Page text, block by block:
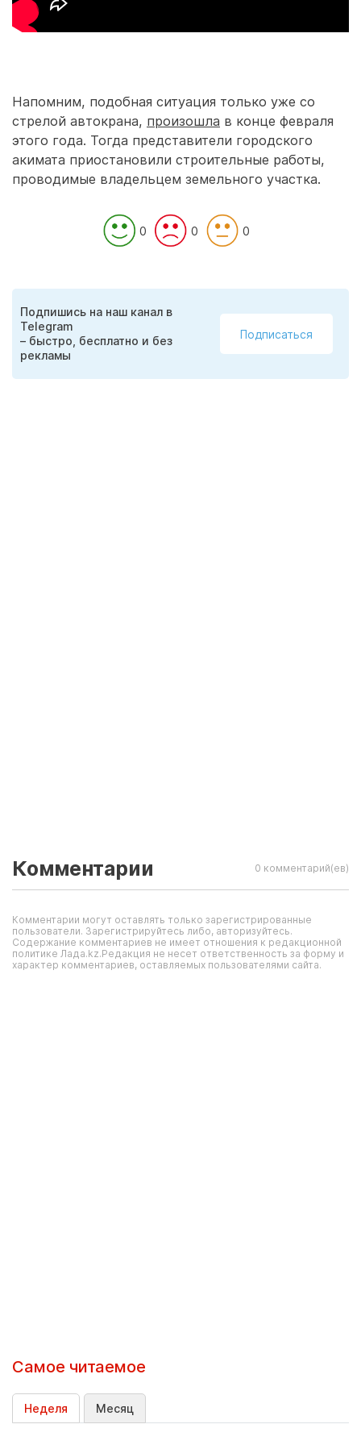
Напомним, подобная ситуация только уже со
стрелой автокрана, произошла в конце февраля
этого года. Тогда представители городского
акимата приостановили строительные работы,
проводимые владельцем земельного участка.
0 0 0
Подпишись на наш канал в
Telegram
– быстро, бесплатно и без
рекламы
Подписаться
Комментарии 0 комментарий(ев)
Комментарии могут оставлять только зарегистрированные
пользователи. Зарегистрируйтесь либо, авторизуйтесь.
Содержание комментариев не имеет отношения к редакционной
политике Лада.kz.Редакция не несет ответственность за форму и
характер комментариев, оставляемых пользователями сайта.
Самое читаемое
Неделя Месяц